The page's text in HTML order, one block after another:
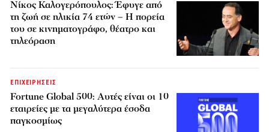
Νίκος Καλογερόπουλος: Έφυγε από
τη ζωή σε ηλικία 74 ετών – Η πορεία
του σε κινηματογράφο, θέατρο και
τηλεόραση
ΕΠΙΧΕΙΡΗΣΕΙΣ
Fortune Global 500: Αυτές είναι οι 10
εταιρείες με τα μεγαλύτερα έσοδα
παγκοσμίως